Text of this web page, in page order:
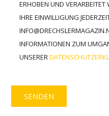
ERHOBEN UND
IHRE EINWILLIGUNG
INFORMATIONEN ZUM
UNSERER